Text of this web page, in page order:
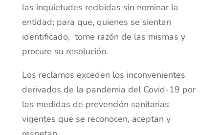
las inquietudes recibidas sin nominar la
entidad; para que, quienes se sientan
identificado, tome razón de las mismas y
procure su resolución.
Los reclamos exceden los inconvenientes
derivados de la pandemia del Covid-19 por
las medidas de prevención sanitarias
vigentes que se reconocen, aceptan y